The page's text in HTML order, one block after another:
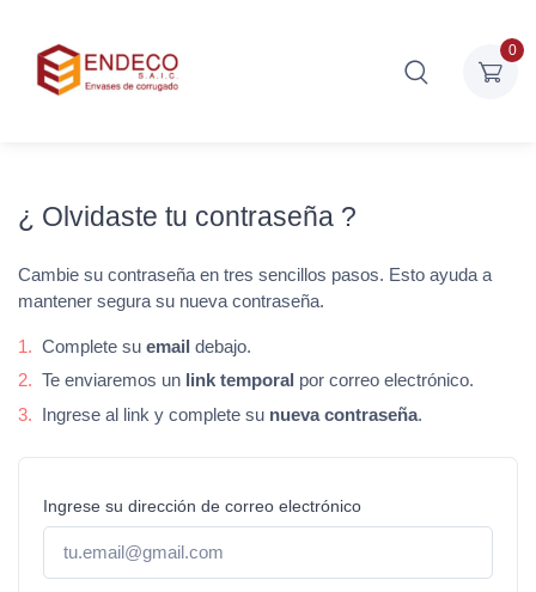
0
¿ Olvidaste tu contraseña ?
Cambie su contraseña en tres sencillos pasos. Esto ayuda a
mantener segura su nueva contraseña.
1. Complete su email debajo.
2. Te enviaremos un link temporal por correo electrónico.
3. Ingrese al link y complete su nueva contraseña.
Ingrese su dirección de correo electrónico